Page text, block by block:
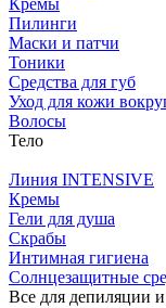
Пилинги
Маски и патчи
Тоники
Средства для губ
Уход для кожи
Волосы
Тело
Линия INTENSIVE
Кремы
Гели для душа
Скрабы
Интимная гигиена
Солнцезащитные
Все для депиляции